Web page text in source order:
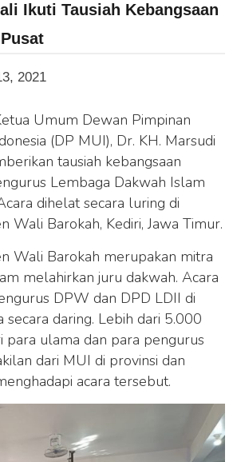
Ikuti Tausiah Kebangsaan
2021
Umum Dewan Pimpinan
(DP MUI), Dr. KH. Marsudi
tausiah kebangsaan
Lembaga Dakwah Islam
dihelat secara luring di
Wali Barokah, Kediri, Jawa Timur.
Wali Barokah merupakan mitra
melahirkan juru dakwah. Acara
DPW dan DPD LDII di
secara daring. Lebih dari 5.000
para ulama dan para pengurus
dari MUI di provinsi dan
acara tersebut.